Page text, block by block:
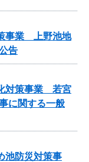
事業 上野池地
告
対策事業 若宮
に関する一般
池防災対策事